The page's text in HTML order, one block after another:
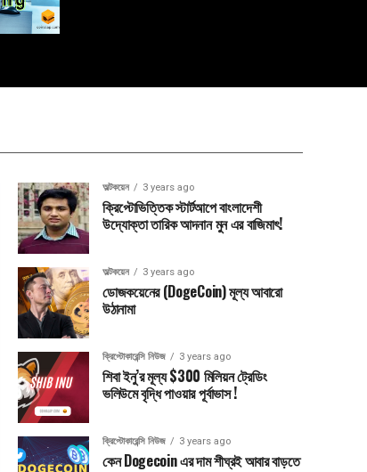
অল্টকয়েন 3 years ago
ক্রিপ্টোভিত্তিক স্টার্টআপে বাংলাদেশী
উদ্যোক্তা তারিক আদনান মুন এর বাজিমাৎ!
অল্টকয়েন 3 years ago
ডোজকয়েনের (DogeCoin) মূল্য আবারো
উঠানামা
ক্রিপ্টোকারেন্সি নিউজ 3 years ago
শিবা ইনু’র মূল্য $300 মিলিয়ন ট্রেডিং
ভলিউমে বৃদ্ধি পাওয়ার পূর্বাভাস !
ক্রিপ্টোকারেন্সি নিউজ 3 years ago
কেন Dogecoin এর দাম শীঘ্রই আবার বাড়তে